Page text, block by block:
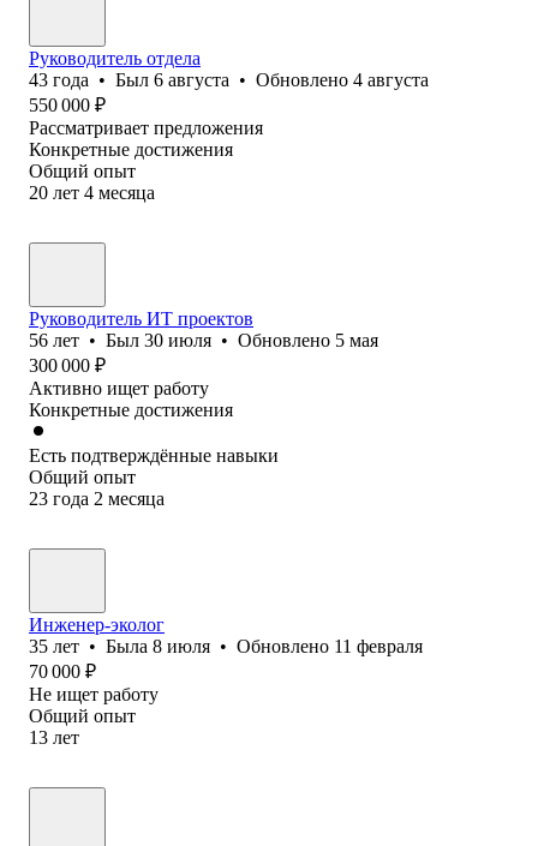
Руководитель отдела
43 года • Был 6 августа • Обновлено 4 августа
550 000 ₽
Рассматривает предложения
Конкретные достижения
Общий опыт
20 лет 4 месяца
Руководитель ИТ проектов
56 лет • Был 30 июля • Обновлено 5 мая
300 000 ₽
Активно ищет работу
Конкретные достижения
Есть подтверждённые навыки
Общий опыт
23 года 2 месяца
Инженер-эколог
35 лет • Была 8 июля • Обновлено 11 февраля
70 000 ₽
Не ищет работу
Общий опыт
13 лет